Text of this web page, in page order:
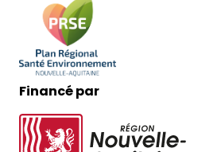
Financé par